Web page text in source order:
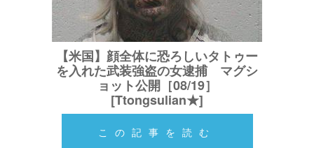
【米国】顔全体に恐ろしいタトゥー
を入れた武装強盗の女逮捕 マグシ
ョット公開［08/19］
[Ttongsulian★]
この記事を読む